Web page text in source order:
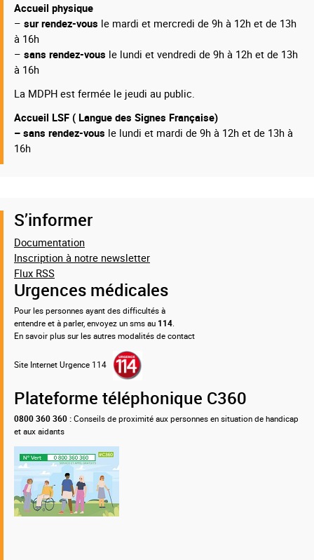
Accueil physique
– sur rendez-vous le mardi et mercredi de 9h à 12h et de 13h
à 16h
– sans rendez-vous le lundi et vendredi de 9h à 12h et de 13h
à 16h
La MDPH est fermée le jeudi au public.
Accueil LSF ( Langue des Signes Française)
– sans rendez-vous le lundi et mardi de 9h à 12h et de 13h à
16h
S’informer
Documentation
Inscription à notre newsletter
Flux RSS
Urgences médicales
Pour les personnes ayant des difficultés à
entendre et à parler, envoyez un sms au 114.
En savoir plus sur les autres modalités de contact
Site Internet Urgence 114
Plateforme téléphonique C360
0800 360 360 : Conseils de proximité aux personnes en situation de handicap
et aux aidants